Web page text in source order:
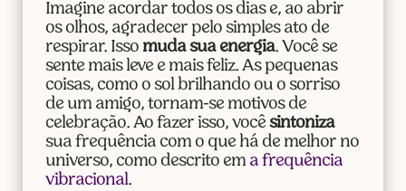
Imagine acordar todos os dias e, ao abrir
os olhos, agradecer pelo simples ato de
respirar. Isso muda sua energia. Você se
sente mais leve e mais feliz. As pequenas
coisas, como o sol brilhando ou o sorriso
de um amigo, tornam-se motivos de
celebração. Ao fazer isso, você sintoniza
sua frequência com o que há de melhor no
universo, como descrito em a frequência
vibracional.